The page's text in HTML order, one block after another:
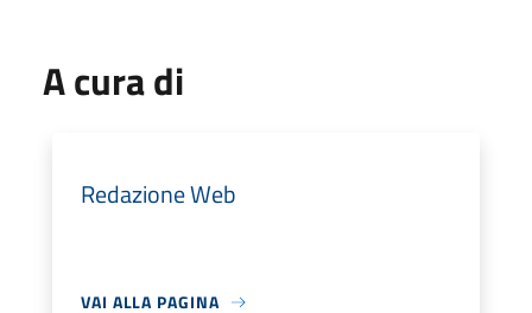
A cura di
Redazione Web
VAI ALLA PAGINA